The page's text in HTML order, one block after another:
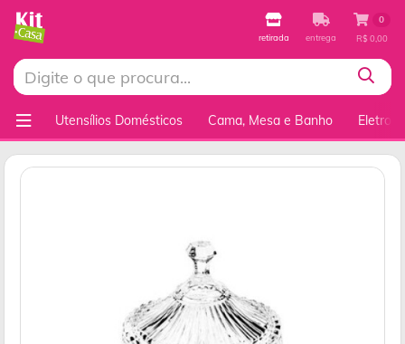
retirada entrega
0
R$ 0,00
Utensílios Domésticos Cama, Mesa e Banho